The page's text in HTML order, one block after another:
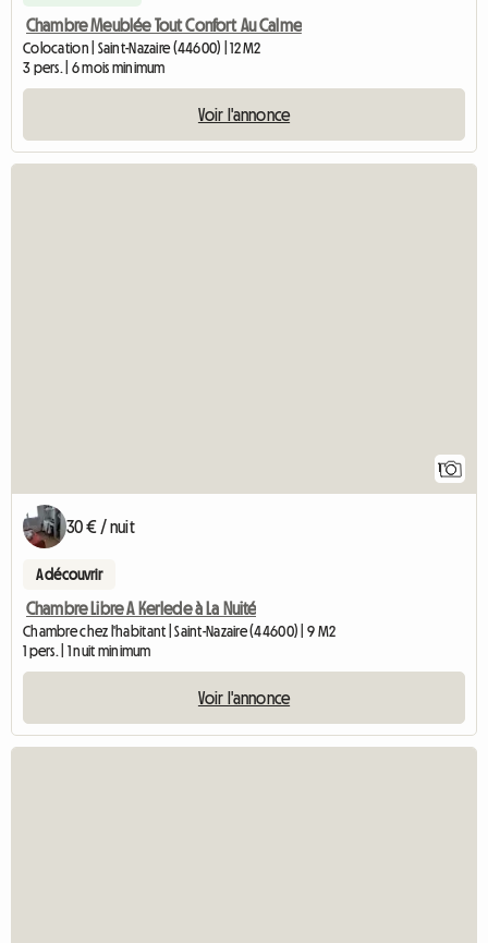
Chambre Meublée Tout Confort Au Calme
Colocation | Saint-Nazaire (44600) | 12 M2
3 pers. | 6 mois minimum
Voir l'annonce
1
30 € / nuit
A découvrir
Chambre Libre A Kerlede à La Nuité
Chambre chez l'habitant | Saint-Nazaire (44600) | 9 M2
1 pers. | 1 nuit minimum
Voir l'annonce